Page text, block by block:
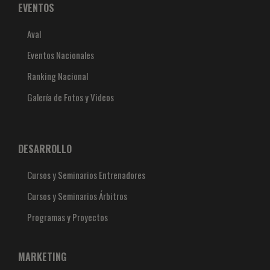
EVENTOS
Aval
Eventos Nacionales
Ranking Nacional
Galería de Fotos y Videos
DESARROLLO
Cursos y Seminarios Entrenadores
Cursos y Seminarios Árbitros
Programas y Proyectos
MARKETING